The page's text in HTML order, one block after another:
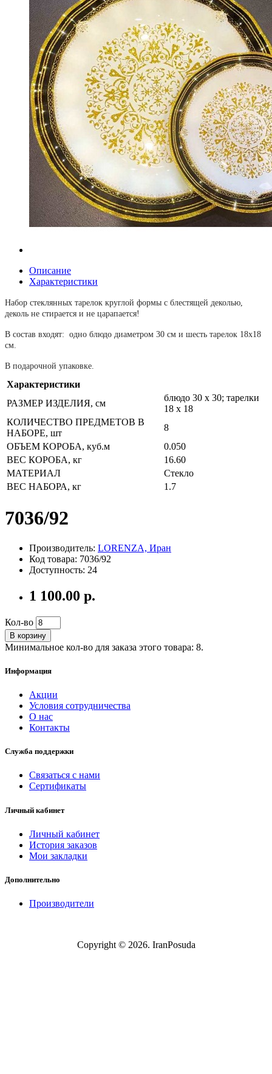
Описание
Характеристики
Набор стеклянных тарелок круглой формы с блестящей деколью,
деколь не стирается и не царапается!
В состав входят: одно блюдо диаметром 30 см и шесть тарелок 18x18
см.
В подарочной упаковке.
Характеристики
РАЗМЕР ИЗДЕЛИЯ, см
блюдо 30 x 30; тарелки
18 x 18
КОЛИЧЕСТВО ПРЕДМЕТОВ В
НАБОРЕ, шт
8
ОБЪЕМ КОРОБА, куб.м
0.050
ВЕС КОРОБА, кг
16.60
МАТЕРИАЛ
Стекло
ВЕС НАБОРА, кг
1.7
7036/92
Производитель: LORENZA, Иран
Код товара: 7036/92
Доступность: 24
1 100.00 р.
Кол-во
В корзину
Минимальное кол-во для заказа этого товара: 8.
Информация
Акции
Условия сотрудничества
О нас
Контакты
Служба поддержки
Связаться с нами
Сертификаты
Личный кабинет
Личный кабинет
История заказов
Мои закладки
Дополнительно
Производители
Copyright © 2026. IranPosuda